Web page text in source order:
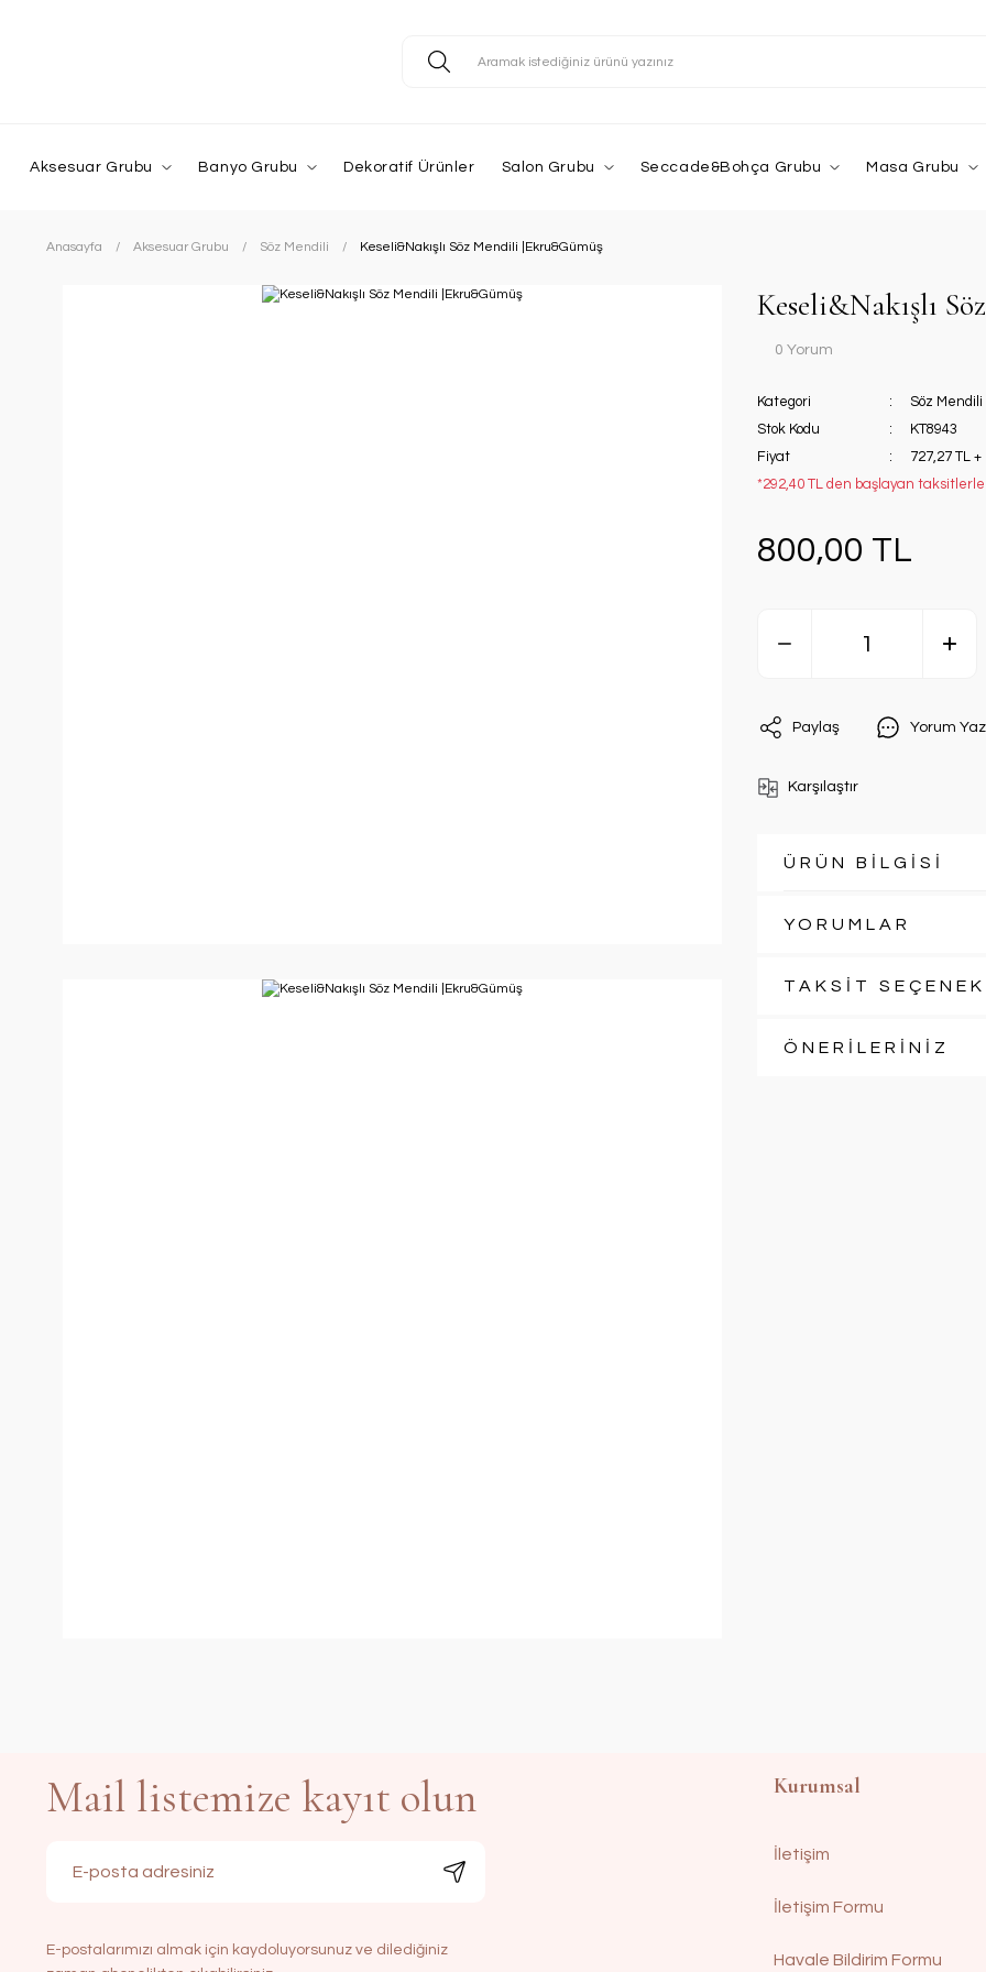
Aksesuar Grubu Banyo Grubu Dekoratif Ürünler Salon Grubu Seccade&Bohça Grubu Masa Grubu
Anasayfa Aksesuar Grubu Söz Mendili Keseli&Nakışlı Söz Mendili |Ekru&Gümüş
Keseli&Nakışlı
0 Yorum
Kategori
Söz Mendili
Stok Kodu
KT8943
Fiyat
727,27 TL +
*292,40 TL den başlayan
800,00 TL
Paylaş Yorum Yaz
Karşılaştır
ÜRÜN BİLGİSİ
YORUMLAR
TAKSİT
ÖNERİLERİNİZ
Mail listemize kayıt olun
E-postalarımızı almak için kaydoluyorsunuz ve dilediğiniz
Kurumsal
İletişim
İletişim Formu
Havale Bildirim Formu